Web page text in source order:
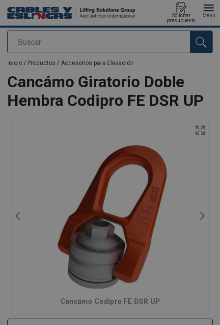
Buscar
Solicitar
presupuesto
Menú
Agregado a su presupuesto
Inicio / Productos / Accesorios para Elevación
Cancámo Giratorio Doble
Hembra Codipro FE DSR UP
Cancámo Codipro FE DSR UP